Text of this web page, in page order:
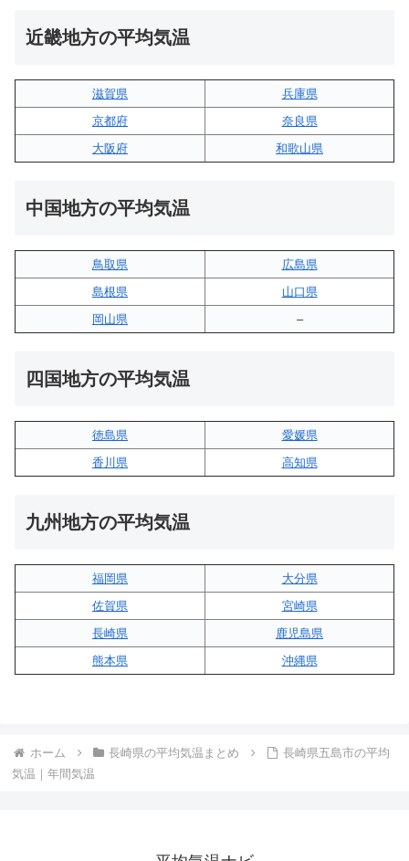
近畿地方の平均気温
滋賀県
兵庫県
京都府
奈良県
大阪府
和歌山県
中国地方の平均気温
鳥取県
広島県
島根県
山口県
岡山県
–
四国地方の平均気温
徳島県
愛媛県
香川県
高知県
九州地方の平均気温
福岡県
大分県
佐賀県
宮崎県
長崎県
鹿児島県
熊本県
沖縄県
ホーム 長崎県の平均気温まとめ
長崎県五島市の平均
気温｜年間気温